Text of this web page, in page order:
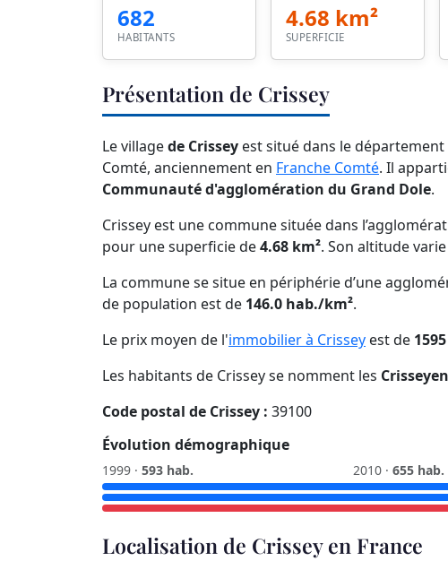
682
HABITANTS
4.68 km²
SUPERFICIE
Présentation de Crissey
Le villagede Crissey est situé dans le département
Comté, anciennement en Franche Comté. Il
Communauté d'agglomération du Grand Dole.
Crissey est une commune située dans
pour une superficie de4.68 km². Son altitude
La commune se situe en périphérie d’une
de population est de 146.0 hab./km².
Le prix moyen de l'immobilier à Crissey est de
Les habitants de Crissey se nomment les
Code postal de Crissey : 39100
Évolution démographique
1999 · 593 hab. 2010 · 655 hab.
Localisation de Crissey en France